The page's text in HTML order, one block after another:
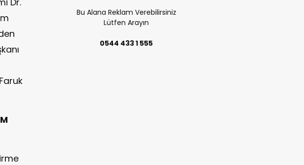
Bu Alana Reklam Verebilirsiniz
Lütfen Arayın
0544 433 1 555